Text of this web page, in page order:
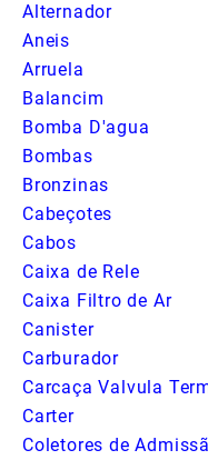
Alternador
Aneis
Arruela
Balancim
Bomba D'agua
Bombas
Bronzinas
Cabeçotes
Cabos
Caixa de Rele
Caixa Filtro de Ar
Canister
Carburador
Carcaça Valvula
Carter
Coletores de